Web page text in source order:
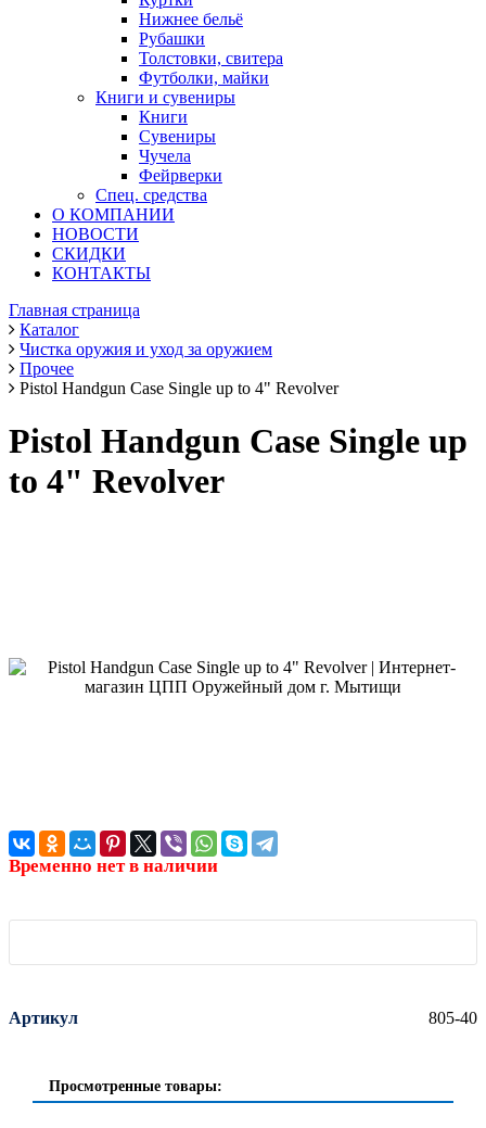
Нижнее бельё
Рубашки
Толстовки, свитера
Футболки, майки
Книги и сувениры
Книги
Сувениры
Чучела
Фейрверки
Спец. средства
О КОМПАНИИ
НОВОСТИ
СКИДКИ
КОНТАКТЫ
Главная страница
Каталог
Чистка оружия и уход за оружием
Прочее
Pistol Handgun Case Single up to 4" Revolver
Pistol Handgun Case Single up
to 4" Revolver
Временно нет в наличии
Артикул 805-40
Просмотренные товары: